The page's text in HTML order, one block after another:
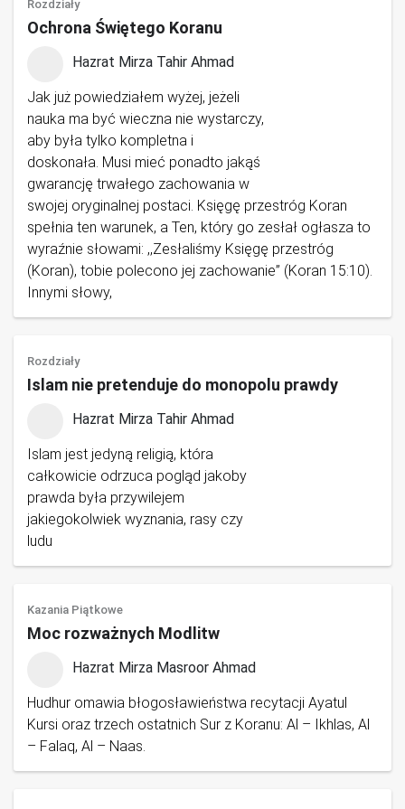
Rozdziały
Ochrona Świętego Koranu
Hazrat Mirza Tahir Ahmad
Jak już powiedziałem wyżej, jeżeli
nauka ma być wieczna nie wystarczy,
aby była tylko kompletna i
doskonała. Musi mieć ponadto jakąś
gwarancję trwałego zachowania w
swojej oryginalnej postaci. Księgę przestróg Koran
spełnia ten warunek, a Ten, który go zesłał ogłasza to
wyraźnie słowami: ,,Zesłaliśmy Księgę przestróg
(Koran), tobie polecono jej zachowanie” (Koran 15:10).
Innymi słowy,
Rozdziały
Islam nie pretenduje do monopolu prawdy
Hazrat Mirza Tahir Ahmad
Islam jest jedyną religią, która
całkowicie odrzuca pogląd jakoby
prawda była przywilejem
jakiegokolwiek wyznania, rasy czy
ludu
Kazania Piątkowe
Moc rozważnych Modlitw
Hazrat Mirza Masroor Ahmad
Hudhur omawia błogosławieństwa recytacji Ayatul
Kursi oraz trzech ostatnich Sur z Koranu: Al – Ikhlas, Al
– Falaq, Al – Naas.